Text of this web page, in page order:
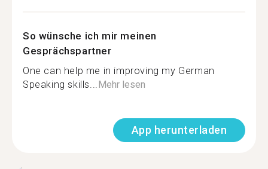
So wünsche ich mir meinen
Gesprächspartner
One can help me in improving my German
Speaking skills...Mehr lesen
App herunterladen